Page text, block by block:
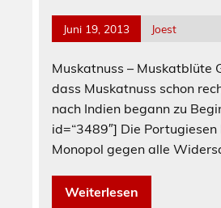
Juni 19, 2013 Joest
Muskatnuss – Muskatblüte
dass Muskatnuss schon
nach Indien begann zu
id=“3489″] Die
Monopol gegen alle
Weiterlesen